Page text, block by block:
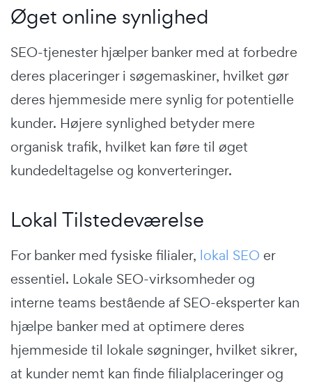
Øget online synlighed
SEO-tjenester hjælper banker med at forbedre
deres placeringer i søgemaskiner, hvilket gør
deres hjemmeside mere synlig for potentielle
kunder. Højere synlighed betyder mere
organisk trafik, hvilket kan føre til øget
kundedeltagelse og konverteringer.
Lokal Tilstedeværelse
For banker med fysiske filialer, lokal SEO er
essentiel. Lokale SEO-virksomheder og
interne teams bestående af SEO-eksperter kan
hjælpe banker med at optimere deres
hjemmeside til lokale søgninger, hvilket sikrer,
at kunder nemt kan finde filialplaceringer og